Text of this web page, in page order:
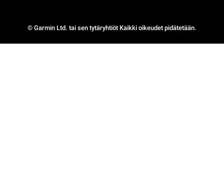
© Garmin Ltd. tai sen tytäryhtiöt Kaikki oikeudet pidätetään.